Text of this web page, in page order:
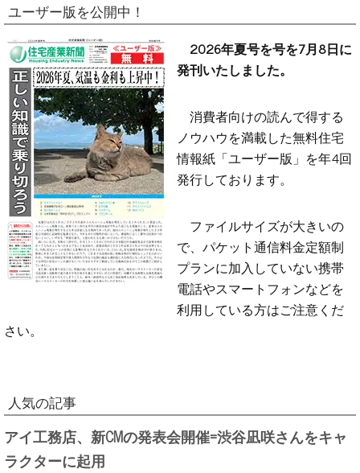
ユーザー版を公開中！
2026年夏号を号を7月8日に
発刊いたしました。
消費者向けの読んで得する
ノウハウを満載した無料住宅
情報紙「ユーザー版」を年4回
発行しております。
ファイルサイズが大きいの
で、パケット通信料金定額制
プランに加入していない携帯
電話やスマートフォンなどを
利用している方はご注意くだ
さい。
人気の記事
アイ工務店、新CMの発表会開催=渋谷凪咲さんをキャ
ラクターに起用